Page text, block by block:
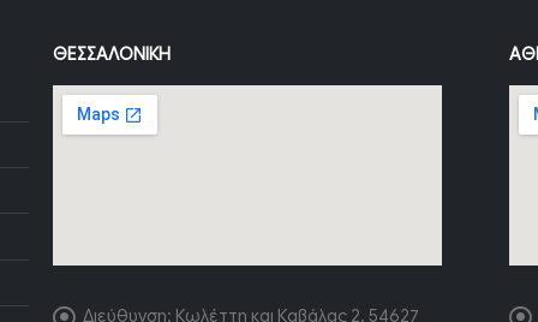
ΘΕΣΣΑΛΟΝΊΚΗ
Διεύθυνση: Κωλέττη και Καβάλας 2, 54627